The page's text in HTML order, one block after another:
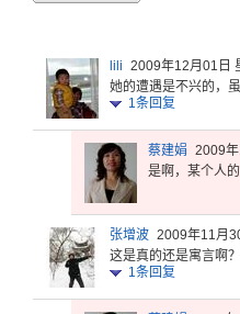
lili 2009年12月01日
她的遭遇是不兴的，虽
1条回复
蔡建娟 2009
是啊，某个人
张增波 2009年11月
这是真的还是寓言啊
1条回复